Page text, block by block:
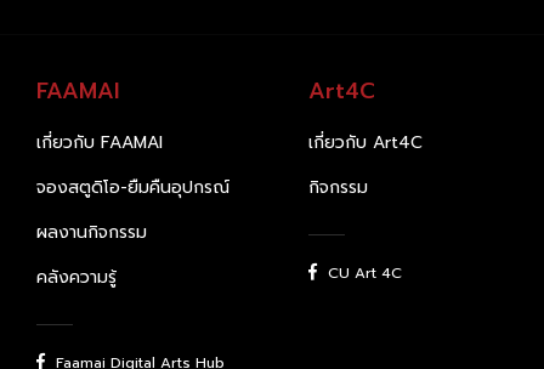
FAAMAI
เกี่ยวกับ FAAMAI
จองสตูดิโอ-ยืมคืนอุปกรณ์
ผลงานกิจกรรม
คลังความรู้
Faamai Digital Arts Hub
Art4C
เกี่ยวกับ Art4C
กิจกรรม
CU Art 4C